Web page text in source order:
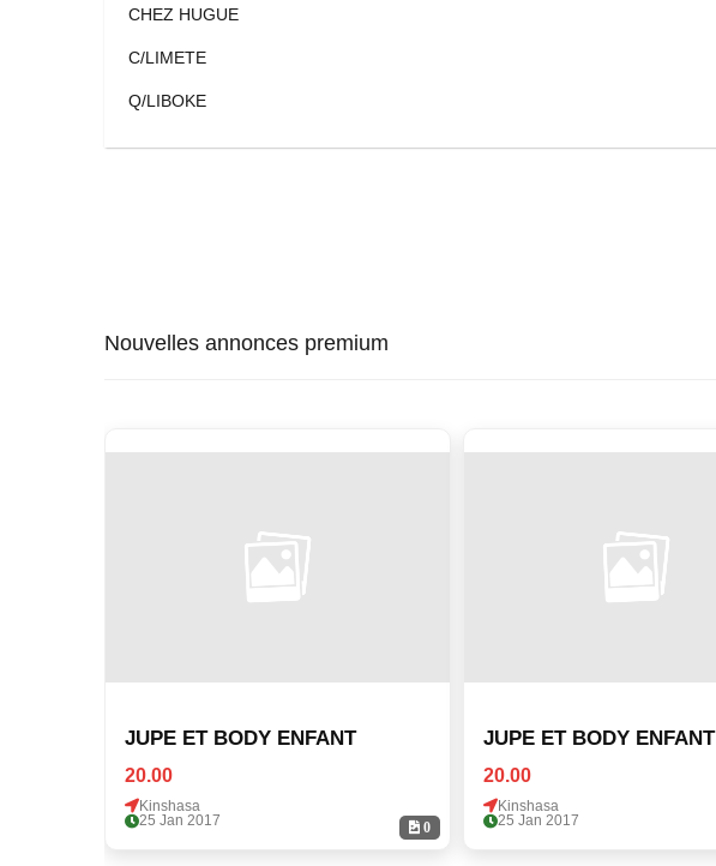
CHEZ HUGUE
C/LIMETE
Q/LIBOKE
Nouvelles annonces premium
0
JUPE ET BODY ENFANT
20.00
Kinshasa
25 Jan 2017
JUPE ET BODY ENFANT
20.00
Kinshasa
25 Jan 2017